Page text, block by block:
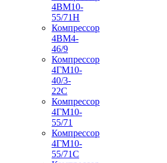
4ВМ10-
55/71Н
Компрессор
4ВМ4-
46/9
Компрессор
4ГМ10-
40/3-
22С
Компрессор
4ГМ10-
55/71
Компрессор
4ГМ10-
55/71С